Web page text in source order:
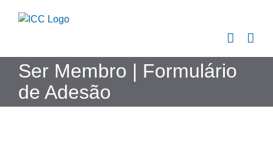
Ser Membro | Formulário
de Adesão